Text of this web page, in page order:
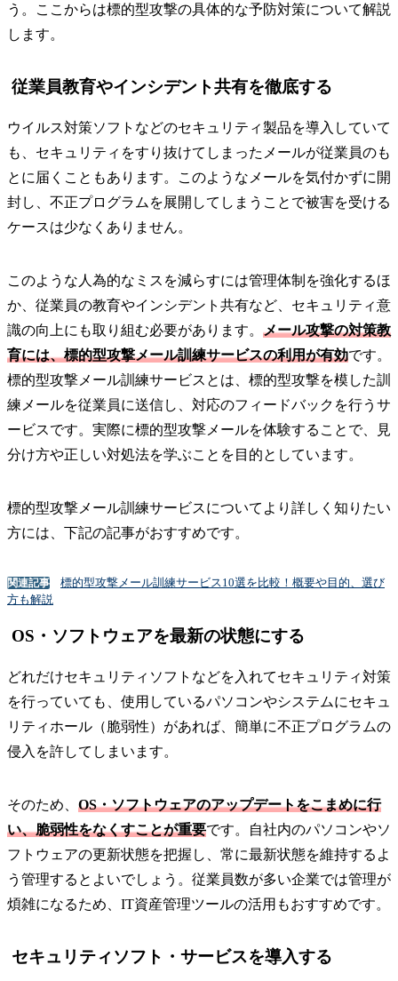
う。ここからは標的型攻撃の具体的な予防対策について解説
します。
従業員教育やインシデント共有を徹底する
ウイルス対策ソフトなどのセキュリティ製品を導入していて
も、セキュリティをすり抜けてしまったメールが従業員のも
とに届くこともあります。このようなメールを気付かずに開
封し、不正プログラムを展開してしまうことで被害を受ける
ケースは少なくありません。
このような人為的なミスを減らすには管理体制を強化するほ
か、従業員の教育やインシデント共有など、セキュリティ意
識の向上にも取り組む必要があります。 メール攻撃の対策教
育には、標的型攻撃メール訓練サービスの利用が有効です。
標的型攻撃メール訓練サービスとは、標的型攻撃を模した訓
練メールを従業員に送信し、対応のフィードバックを行うサ
ービスです。実際に標的型攻撃メールを体験することで、見
分け方や正しい対処法を学ぶことを目的としています。
標的型攻撃メール訓練サービスについてより詳しく知りたい
方には、下記の記事がおすすめです。
関連記事
標的型攻撃メール訓練サービス10選を比較！概要や目的、選び
方も解説
OS・ソフトウェアを最新の状態にする
どれだけセキュリティソフトなどを入れてセキュリティ対策
を行っていても、使用しているパソコンやシステムにセキュ
リティホール（脆弱性）があれば、簡単に不正プログラムの
侵入を許してしまいます。
そのため、 OS・ソフトウェアのアップデートをこまめに行
い、脆弱性をなくすことが重要です。自社内のパソコンやソ
フトウェアの更新状態を把握し、常に最新状態を維持するよ
う管理するとよいでしょう。従業員数が多い企業では管理が
煩雑になるため、IT資産管理ツールの活用もおすすめです。
セキュリティソフト・サービスを導入する